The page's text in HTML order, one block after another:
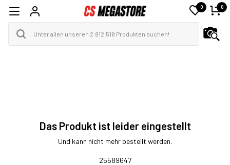
0 0
Das Produkt ist leider eingestellt
Und kann nicht mehr bestellt werden.
25589647